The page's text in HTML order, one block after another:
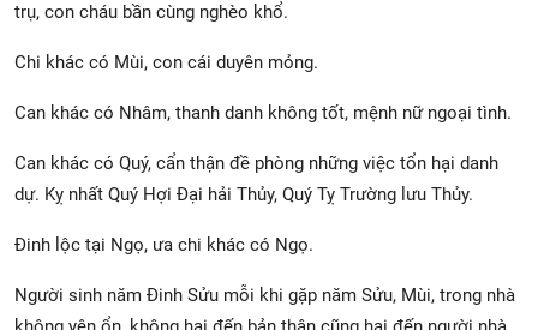
trụ, con cháu bần cùng nghèo khổ.
Chi khác có Mùi, con cái duyên mỏng.
Can khác có Nhâm, thanh danh không tốt, mệnh nữ ngoại tình.
Can khác có Quý, cẩn thận đề phòng những việc tổn hại danh
dự. Kỵ nhất Quý Hợi Đại hải Thủy, Quý Tỵ Trường lưu Thủy.
Đinh lộc tại Ngọ, ưa chi khác có Ngọ.
Người sinh năm Đinh Sửu mỗi khi gặp năm Sửu, Mùi, trong nhà